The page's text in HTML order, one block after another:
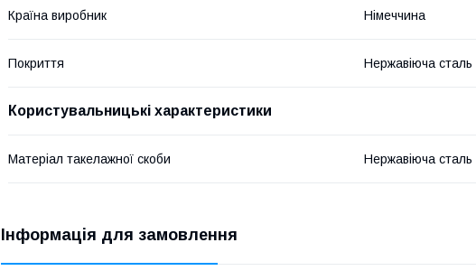
Країна виробник Німеччина
Покриття Нержавіюча сталь
Користувальницькі характеристики
Матеріал такелажної скоби Нержавіюча сталь
Інформація для замовлення